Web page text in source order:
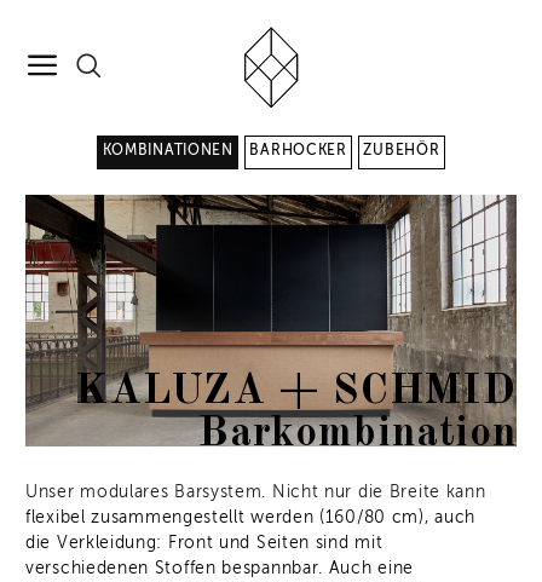
KOMBINATIONEN BARHOCKER ZUBEHÖR
KALUZA + SCHMID
Barkombination
Unser modulares Barsystem. Nicht nur die Breite kann
flexibel zusammengestellt werden (160/80 cm), auch
die Verkleidung: Front und Seiten sind mit
verschiedenen Stoffen bespannbar. Auch eine